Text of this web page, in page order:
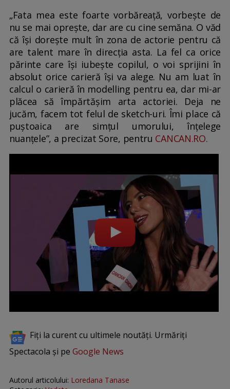
„Fata mea este foarte vorbăreață, vorbește de
nu se mai oprește, dar are cu cine semăna. O văd
că își dorește mult în zona de actorie pentru că
are talent mare în direcția asta. La fel ca orice
părinte care își iubește copilul, o voi sprijini în
absolut orice carieră își va alege. Nu am luat în
calcul o carieră în modelling pentru ea, dar mi-ar
plăcea să împărtășim arta actoriei. Deja ne
jucăm, facem tot felul de sketch-uri. Îmi place că
puștoaica are simțul umorului, înțelege
nuanțele”, a precizat Sore, pentru CANCAN.RO.
Fiți la curent cu ultimele noutăți. Urmăriți
Spectacola și pe Google News
Autorul articolului: Loredana Tanase